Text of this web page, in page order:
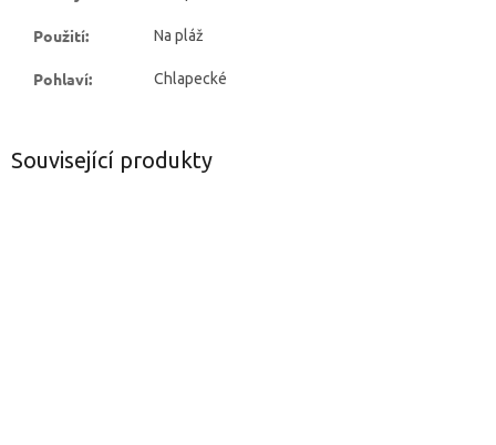
Použití: Na pláž
Pohlaví: Chlapecké
Související produkty